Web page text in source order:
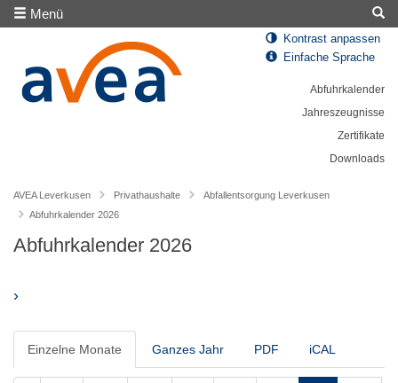
Menü
Kontrast anpassen
Einfache Sprache
Abfuhrkalender
Jahreszeugnisse
Zertifikate
Downloads
AVEA Leverkusen Privathaushalte
Abfallentsorgung Leverkusen
Abfuhrkalender 2026
Abfuhrkalender 2026
›
Einzelne Monate Ganzes Jahr PDF iCAL